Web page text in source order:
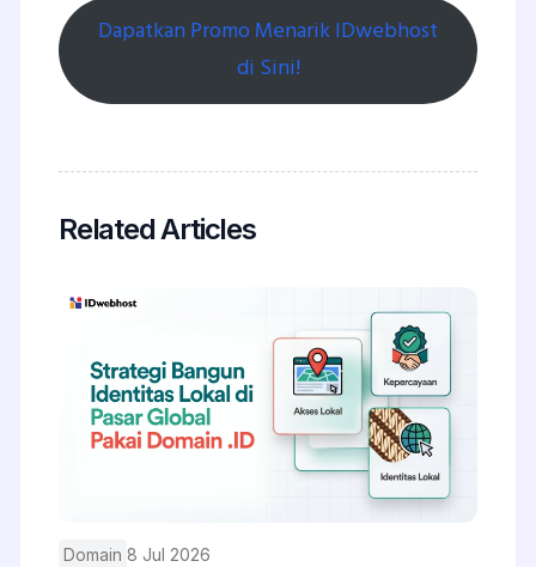
Dapatkan Promo Menarik IDwebhost
di Sini!
Related Articles
Domain 8 Jul 2026